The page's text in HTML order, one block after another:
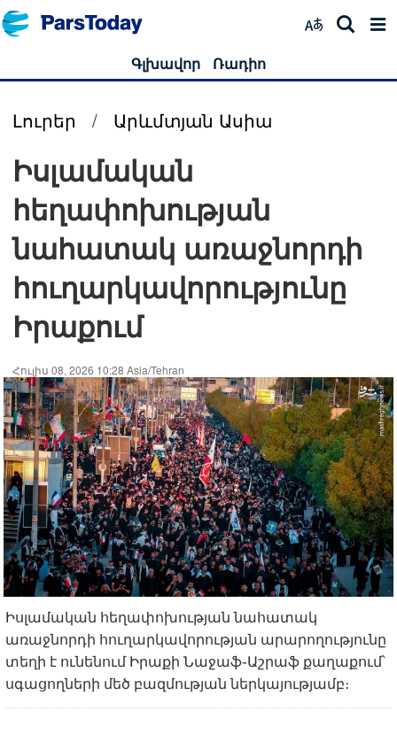
Գլխավոր Ռադիո
Լուրեր / Արևմտյան Ասիա
Իսլամական
հեղափոխության
նահատակ առաջնորդի
հուղարկավորությունը
Իրաքում
Հուլիս 08, 2026 10:28 Asia/Tehran
Իսլամական հեղափոխության նահատակ
առաջնորդի հուղարկավորության արարողությունը
տեղի է ունենում Իրաքի Նաջաֆ֊Աշրաֆ քաղաքում՝
սգացողների մեծ բազմության ներկայությամբ։